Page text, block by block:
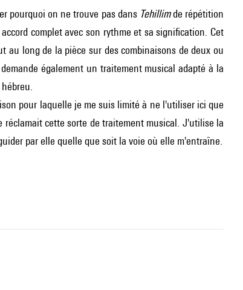
pourquoi on ne trouve pas dans Tehillimde répétition
complet avec son rythme et sa signification. Cet
au long de la pièce sur des combinaisons de deux ou
également un traitement musical adapté à la
pour laquelle je me suis limité à ne l'utiliser ici que
cette sorte de traitement musical. J'utilise la
par elle quelle que soit la voie où elle m'entraîne.